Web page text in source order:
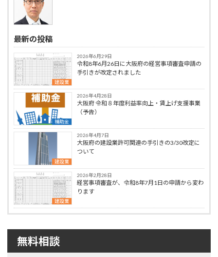
最新の投稿
建設業
2026年6月29日
令和8年6月26日に大阪府の経営事項審査申請の
手引きが改定されました
補助金
2026年4月28日
大阪府 令和８年度利益率向上・賃上げ支援事業
（予告）
建設業
2026年4月7日
大阪府の建設業許可関連の手引きの3/30改定に
ついて
建設業
2026年2月28日
経営事項審査が、令和8年7月1日の申請から変わ
ります
無料相談